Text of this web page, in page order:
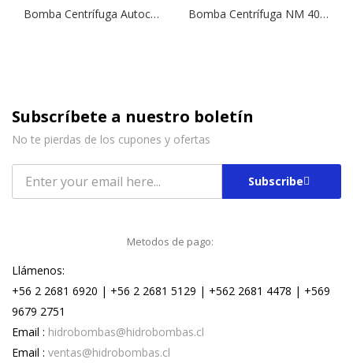
Bomba Centrífuga Autocebante Tipo Jet NGLM 3/13 | 1,0 HP | 220 V. Bomba Centrífuga NM 40-16B | 4,0 HP | 380 V.
Subscríbete a nuestro boletín
No te pierdas de los cupones y ofertas
Subscribe
Metodos de pago:
Llámenos:
+56 2 2681 6920 | +56 2 2681 5129 | +562 2681 4478 | +569
9679 2751
Email : hidrobombas@hidrobombas.cl
Email : ventas@hidrobombas.cl